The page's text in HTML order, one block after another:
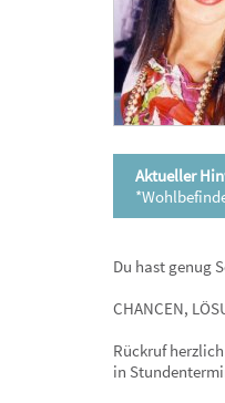
Aktueller
Du hast genug
CHANCEN,
Rückruf
in